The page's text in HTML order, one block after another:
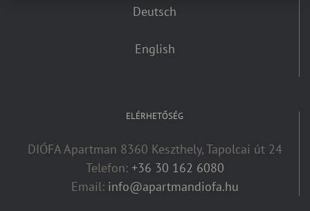
Deutsch
English
ELÉRHETŐSÉG
DIÓFA Apartman 8360 Keszthely, Tapolcai út 24
Telefon: +36 30 162 6080
Email: info@apartmandiofa.hu